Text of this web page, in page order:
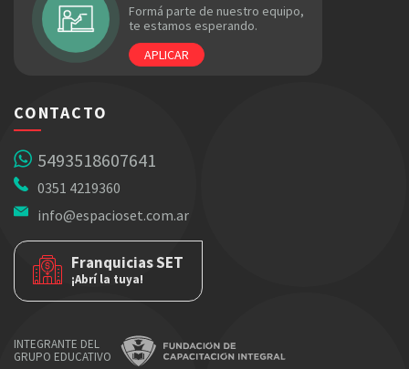
Formá parte de nuestro equipo,
te estamos esperando.
APLICAR
CONTACTO
5493518607641
0351 4219360
info@espacioset.com.ar
Franquicias SET
¡Abrí la tuya!
INTEGRANTE DEL
GRUPO EDUCATIVO